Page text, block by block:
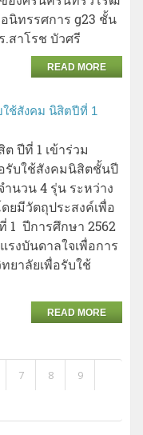
นิทรรศการ g23 ชั้น
.สาโรช บัวศรี
READ MORE
ใช้สังคม นิสิตปีที่ 1
ปีที่ 1 เข้าร่วม
รับใช้สังคมนิสิตชั้นปี
นวน 4 รุ่น ระหว่าง
ยมีวัตถุประสงค์เพื่อ
1 ปีการศึกษา 2562
รงบันดาลใจเพื่อการ
ยาลัยเพื่อรับใช้
READ MORE
7 8 9